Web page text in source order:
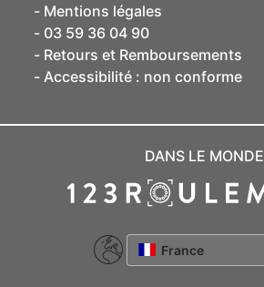
Mentions légales
03 59 36 04 90
Retours et Remboursements
Accessibilité : non conforme
DANS LE MONDE
France